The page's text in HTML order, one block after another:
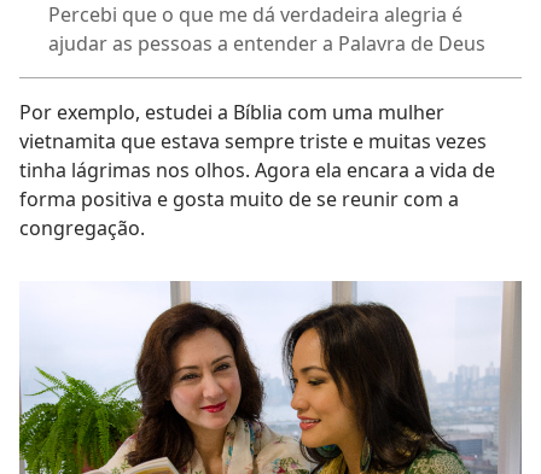
Percebi que o que me dá verdadeira alegria é
ajudar as pessoas a entender a Palavra de Deus
Por exemplo, estudei a Bíblia com uma mulher
vietnamita que estava sempre triste e muitas vezes
tinha lágrimas nos olhos. Agora ela encara a vida de
forma positiva e gosta muito de se reunir com a
congregação.